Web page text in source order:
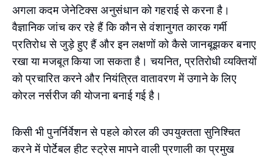
अगला कदम जेनेटिक्स अनुसंधान को गहराई से करना है।
वैज्ञानिक जांच कर रहे हैं कि कौन से वंशानुगत कारक गर्मी
प्रतिरोध से जुड़े हुए हैं और इन लक्षणों को कैसे जानबूझकर बनाए
रखा या मजबूत किया जा सकता है। चयनित, प्रतिरोधी व्यक्तियों
को प्रचारित करने और नियंत्रित वातावरण में उगाने के लिए
कोरल नर्सरीज की योजना बनाई गई है।
किसी भी पुनर्निर्वेशन से पहले कोरल की उपयुक्तता सुनिश्चित
करने में पोर्टेबल हीट स्ट्रेस मापने वाली प्रणाली का प्रमुख